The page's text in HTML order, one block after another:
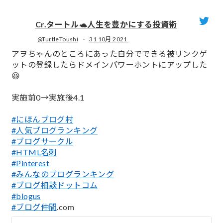
Cr.タートル🐢人生を豊かにする投資術
@TurtleToushi · 31 10月 2021
アヲちゃんのところにあった自分でできる被リンクゲ
ットの登録したらドメインパワーホントにアップした
😆
実施前0→実施後4.1
#にほんブログ村
#人気ブログランキング
#ブログサークル
#HTML名刺
#Pinterest
#みんなのブログランキング
#ブログ相談ドットコム
#blogus
#ブログ仲間.com